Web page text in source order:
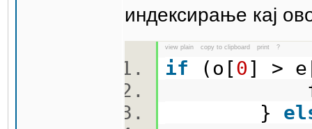
индексирање кај
view plain copy to clipboard print ?
if (o[0] >
}